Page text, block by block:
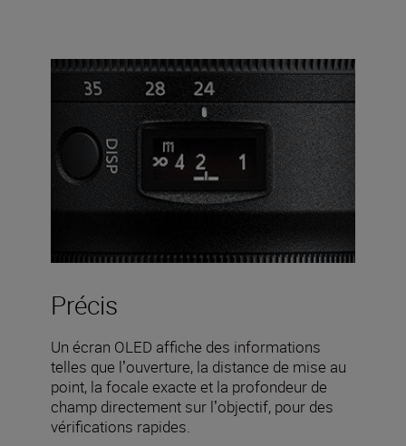
Précis
Un écran OLED affiche des informations
telles que lʼouverture, la distance de mise au
point, la focale exacte et la profondeur de
champ directement sur lʼobjectif, pour des
vérifications rapides.